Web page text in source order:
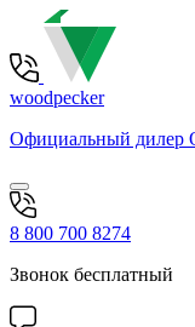
woodpecker
Официальный дилер
8 800 700 8274
Звонок бесплатный